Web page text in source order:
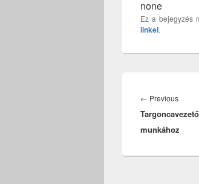
none
Ez a bejegyzés
linkel.
navigáció
← Previous
post:
munkához